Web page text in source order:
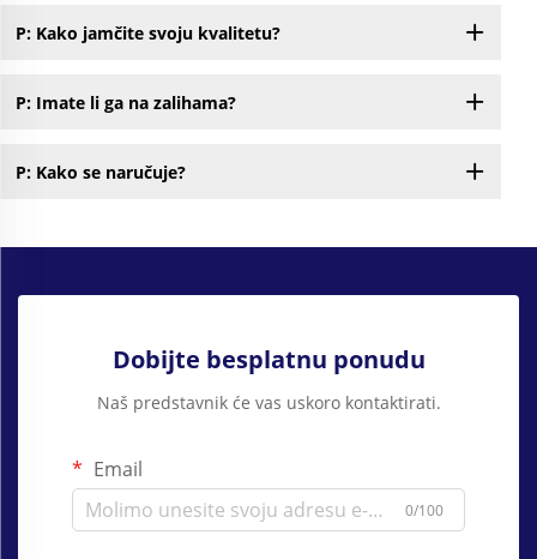
P: Kako jamčite svoju kvalitetu?
P: Imate li ga na zalihama?
P: Kako se naručuje?
Dobijte besplatnu ponudu
Naš predstavnik će vas uskoro kontaktirati.
Email
0/100